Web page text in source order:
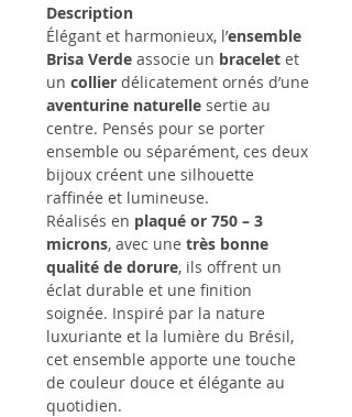
Description
Élégant et harmonieux, l’ensemble
Brisa Verde associe un bracelet et
un collier délicatement ornés d’une
aventurine naturelle sertie au
centre. Pensés pour se porter
ensemble ou séparément, ces deux
bijoux créent une silhouette
raffinée et lumineuse.
Réalisés en plaqué or 750 – 3
microns, avec une très bonne
qualité de dorure, ils offrent un
éclat durable et une finition
soignée. Inspiré par la nature
luxuriante et la lumière du Brésil,
cet ensemble apporte une touche
de couleur douce et élégante au
quotidien.